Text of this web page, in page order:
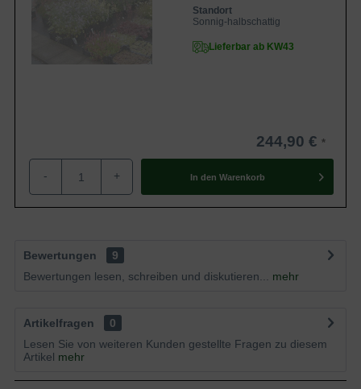
Standort
Sonnig-halbschattig
Lieferbar ab KW43
244,90 €
- + In den Warenkorb
Bewertungen
9
Bewertungen lesen, schreiben und diskutieren...
mehr
Artikelfragen
0
Lesen Sie von weiteren Kunden gestellte Fragen zu diesem
Artikel mehr